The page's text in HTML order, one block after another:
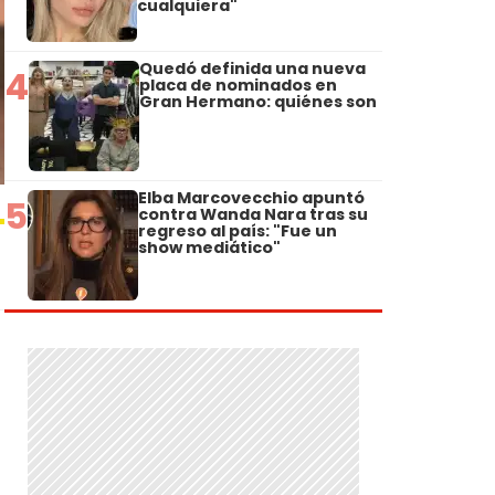
cualquiera"
4 Quedó definida una nueva
placa de nominados en
Gran Hermano: quiénes son
5 Elba Marcovecchio apuntó
contra Wanda Nara tras su
regreso al país: "Fue un
show mediático"